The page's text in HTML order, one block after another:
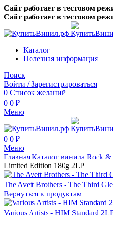
Сайт работает в тестовом
Сайт работает в тестовом
Каталог
Полезная информация
Поиск
Войти / Зарегистрироваться
0 Список желаний
0 0 ₽
Меню
0 0 ₽
Меню
Главная Каталог винила Rock &
Limited Edition 180g 2LP
The Avett Brothers - The Third
Вернуться к продуктам
Various Artists - HIM Standard